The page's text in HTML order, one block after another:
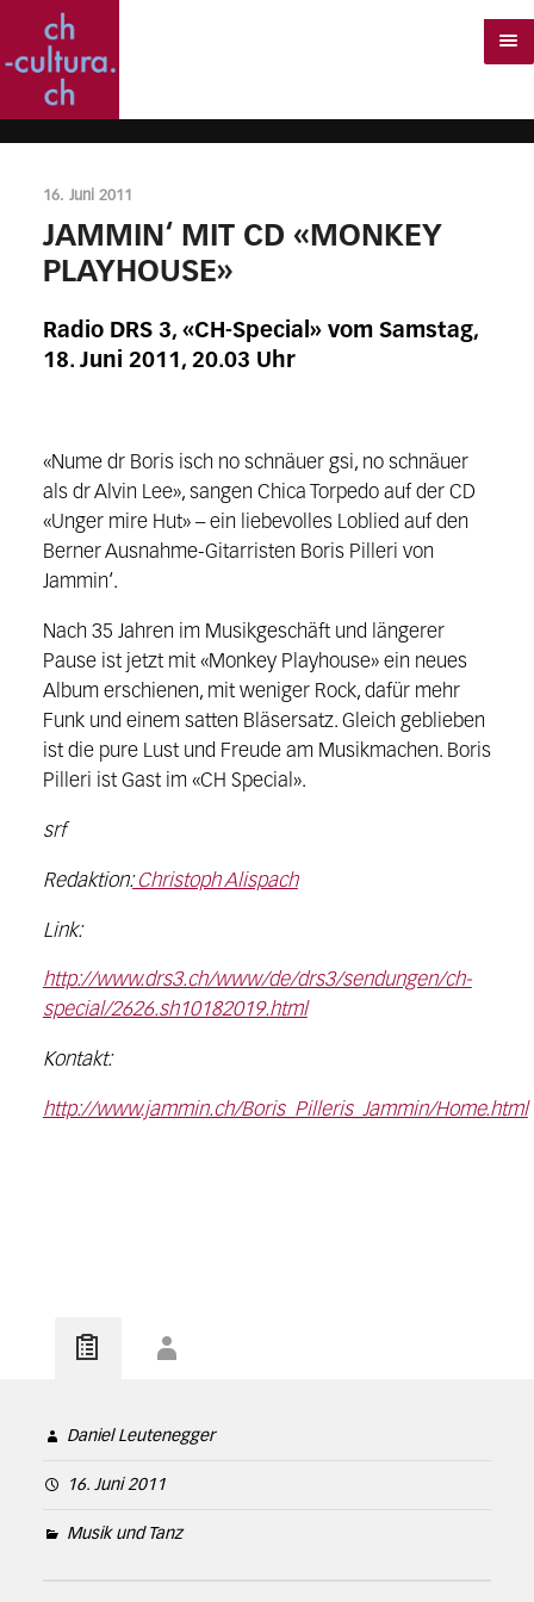
16. Juni 2011
JAMMIN‘ MIT CD «MONKEY
PLAYHOUSE»
Radio DRS 3, «CH-Special» vom Samstag,
18. Juni 2011, 20.03 Uhr
«Nume dr Boris isch no schnäuer gsi, no schnäuer
als dr Alvin Lee», sangen Chica Torpedo auf der CD
«Unger mire Hut» – ein liebevolles Loblied auf den
Berner Ausnahme-Gitarristen Boris Pilleri von
Jammin‘.
Nach 35 Jahren im Musikgeschäft und längerer
Pause ist jetzt mit «Monkey Playhouse» ein neues
Album erschienen, mit weniger Rock, dafür mehr
Funk und einem satten Bläsersatz. Gleich geblieben
ist die pure Lust und Freude am Musikmachen. Boris
Pilleri ist Gast im «CH Special».
srf
Redaktion:Christoph Alispach
Link:
http://www.drs3.ch/www/de/drs3/sendungen/ch-
special/2626.sh10182019.html
Kontakt:
http://www.jammin.ch/Boris_Pilleris_Jammin/Home.html
Daniel Leutenegger
16. Juni 2011
Musik und Tanz